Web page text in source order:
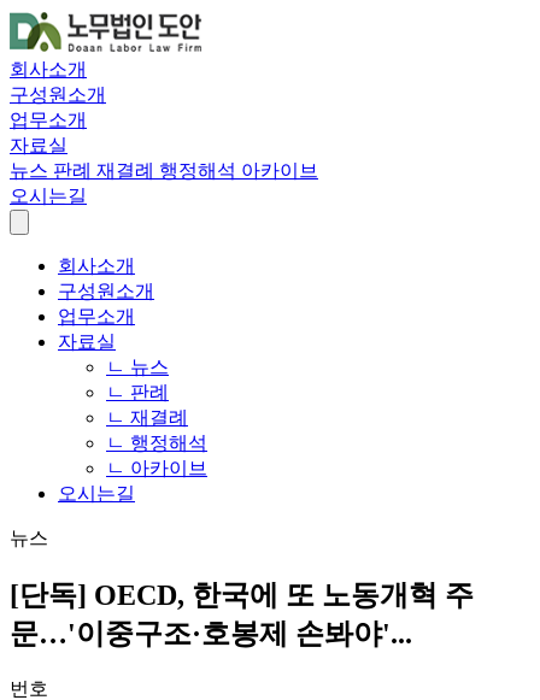
회사소개
구성원소개
업무소개
자료실
뉴스 판례 재결례 행정해석 아카이브
오시는길
회사소개
구성원소개
업무소개
자료실
ㄴ 뉴스
ㄴ 판례
ㄴ 재결례
ㄴ 행정해석
ㄴ 아카이브
오시는길
뉴스
[단독] OECD, 한국에 또 노동개혁 주
문…'이중구조·호봉제 손봐야'...
번호